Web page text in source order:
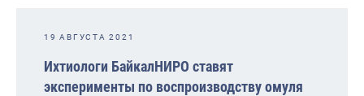
19 АВГУСТА 2021
Ихтиологи БайкалНИРО ставят
эксперименты по воспроизводству омуля